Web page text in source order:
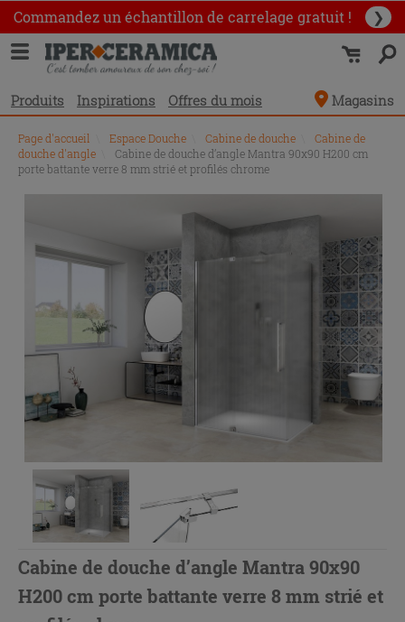
Commandez un échantillon de carrelage gratuit ! ❯
Produits Inspirations Offres du mois Magasins
Page d'accueil Espace Douche Cabine de douche
Cabine de
douche d'angle
Cabine de douche d’angle Mantra 90x90 H200 cm
porte battante verre 8 mm strié et profilés chrome
Cabine de douche d’angle Mantra 90x90
H200 cm porte battante verre 8 mm strié et